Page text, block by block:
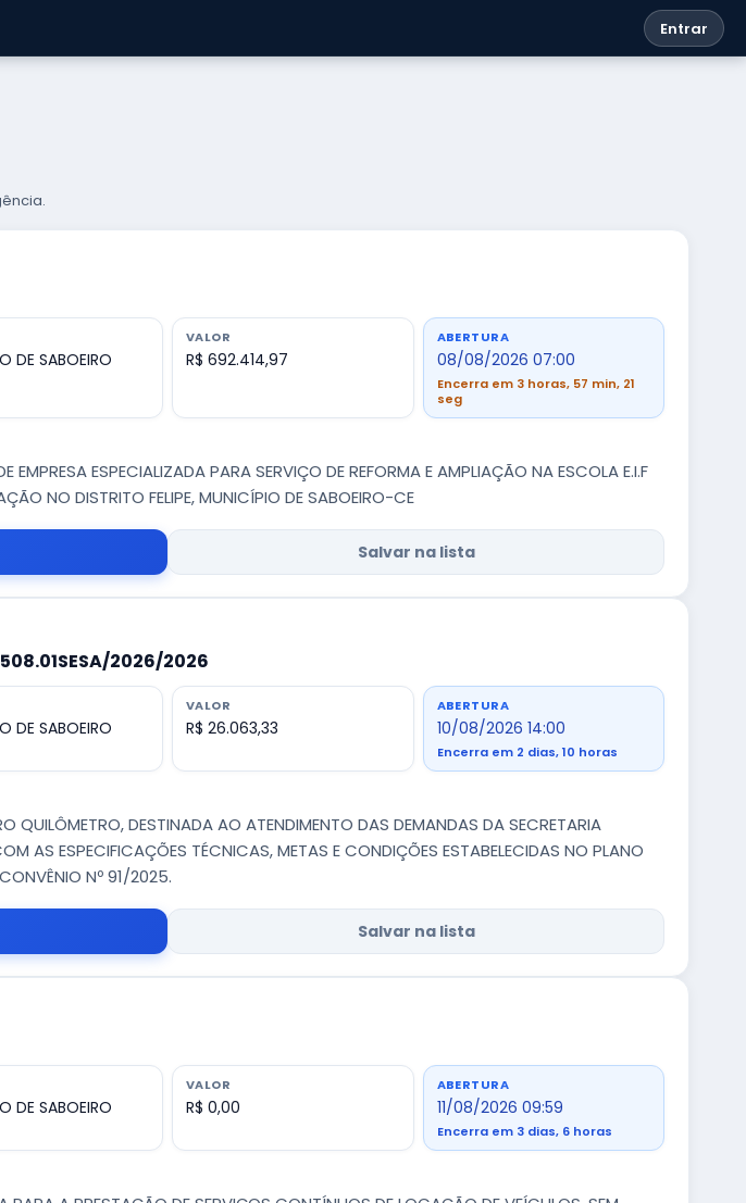
Entrar
DE SABOEIRO
VALOR
R$ 692.414,97
ABERTURA
08/08/2026 07:00
Encerra em 3 horas, 57 min, 20
seg
ESPECIALIZADA PARA SERVIÇO DE REFORMA E AMPLIAÇÃO NA ESCOLA E.I.F
NO DISTRITO FELIPE, MUNICÍPIO DE SABOEIRO-CE
Salvar na lista
2026/2026
DE SABOEIRO
VALOR
R$ 26.063,33
ABERTURA
10/08/2026 14:00
Encerra em 2 dias, 10 horas
QUILÔMETRO, DESTINADA AO ATENDIMENTO DAS DEMANDAS DA SECRETARIA
AS ESPECIFICAÇÕES TÉCNICAS, METAS E CONDIÇÕES ESTABELECIDAS NO PLANO
Nº 91/2025.
Salvar na lista
DE SABOEIRO
VALOR
R$ 0,00
ABERTURA
11/08/2026 09:59
Encerra em 3 dias, 6 horas